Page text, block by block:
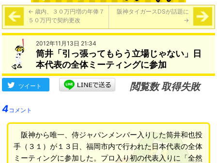
← 歳内、３０万円増の年俸７
５０万円で契約更改
阪神タイガースDSが話題に
→
2012年11月13日 21:34
筒井「引っ張ってもらう立場じゃない」日
本代表の全体ミーティングに参加
ツイート
閲覧数 取得失敗
4コメント
阪神から唯一、侍ジャパンメンバー入りした筒井和也投
手（３１）が１３日、福岡市内で行われた日本代表の全体
ミーティングに参加した。プロ入り初の代表入りに「全然